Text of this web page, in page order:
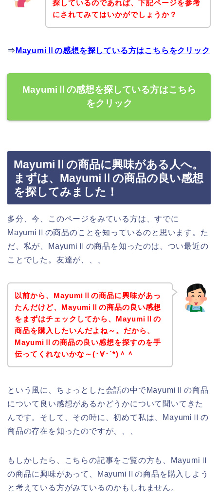
探しているのであれば、下記ページを参考
にされてみてはいかがでしょうか？
⇒ MayumiⅡの感想を探している方はこちらをクリック
MayumiⅡの感想を探している方はこちら
をクリック
MayumiⅡの商品に興味がある人へ。
まずは、MayumiⅡの商品の良い感想
を探してみました！
多分、今、このページをみている方は、すでに
MayumiⅡの商品のことを知っているのと思います。た
だ、私が、MayumiⅡの商品を知ったのは、つい最近の
ことでした。友達が、、、
以前から、MayumiⅡの商品に興味があっ
たんだけど、MayumiⅡの商品の良い感想
をまずはチェックしてから、MayumiⅡの
商品を購入したいんだよね～。だから、
MayumiⅡの商品の良い感想を探すのを手
伝ってくれないかな～(･∀･`*)＾＾
という風に、ちょっとした会話の中でMayumiⅡの商品
について良い感想があるかどうかについて聞いてきた
んです。そして、その時に、初めて私は、MayumiⅡの
商品の存在を知ったのですが、、、
もしかしたら、こちらの記事をご覧の方も、MayumiⅡ
の商品に興味があって、MayumiⅡの商品を購入しよう
と考えている方がみているのかもしれません。